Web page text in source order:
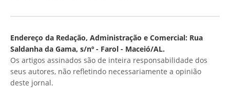
Endereço da Redação, Administração e Comercial: Rua
Saldanha da Gama, s/nº - Farol - Maceió/AL.
Os artigos assinados são de inteira responsabilidade dos
seus autores, não refletindo necessariamente a opinião
deste jornal.